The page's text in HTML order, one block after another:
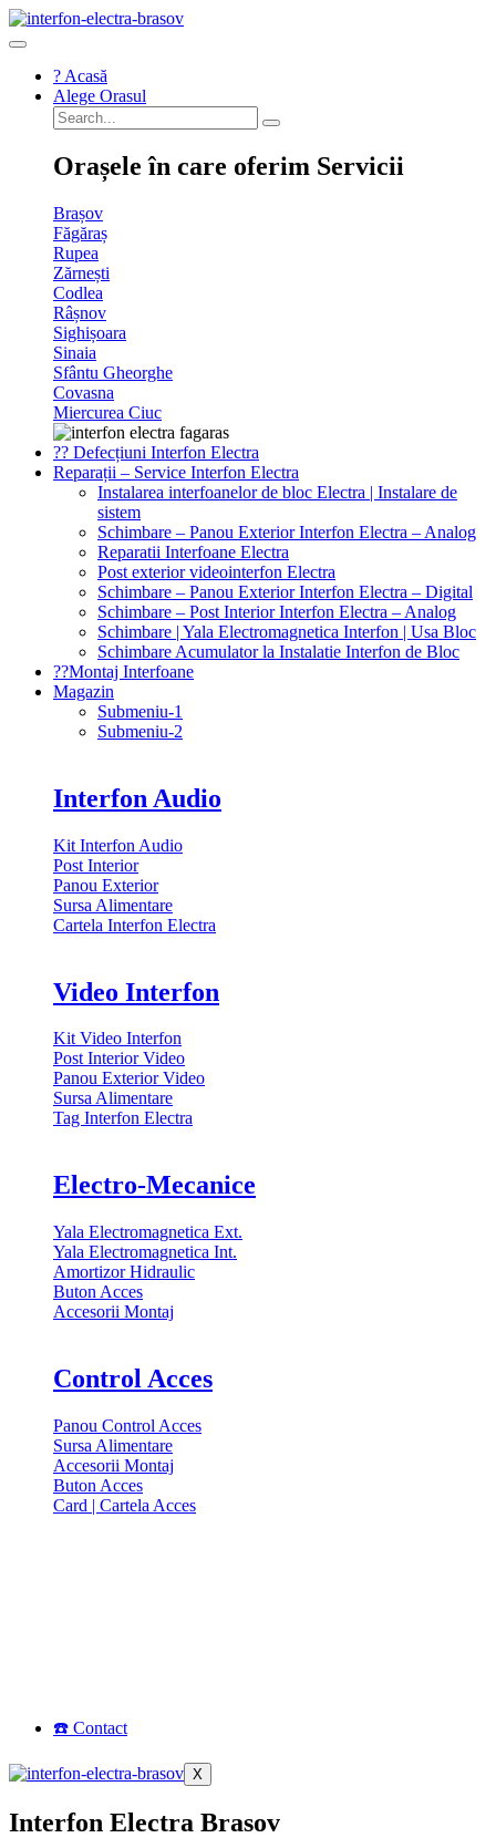
Sari
la
? Acasă
Alege Orasul
Orașele în care oferim Servicii
Brașov
Făgăraș
Rupea
Zărnești
Codlea
Râșnov
Sighișoara
Sinaia
Sfântu Gheorghe
Covasna
Miercurea Ciuc
?‍? Defecțiuni Interfon Electra
Reparații – Service Interfon Electra
Instalarea interfoanelor de bloc Electra | Instalare de
sistem
Schimbare – Panou Exterior Interfon Electra – Analog
Reparatii Interfoane Electra
Post exterior videointerfon Electra
Schimbare – Panou Exterior Interfon Electra – Digital
Schimbare – Post Interior Interfon Electra – Analog
Schimbare | Yala Electromagnetica Interfon | Usa Bloc
Schimbare Acumulator la Instalatie Interfon de Bloc
?‍?Montaj Interfoane
Magazin
Submeniu-1
Submeniu-2
Interfon Audio
Kit Interfon Audio
Post Interior
Panou Exterior
Sursa Alimentare
Cartela Interfon Electra
Video Interfon
Kit Video Interfon
Post Interior Video
Panou Exterior Video
Sursa Alimentare
Tag Interfon Electra
Electro-Mecanice
Yala Electromagnetica Ext.
Yala Electromagnetica Int.
Amortizor Hidraulic
Buton Acces
Accesorii Montaj
Control Acces
Panou Control Acces
Sursa Alimentare
Accesorii Montaj
Buton Acces
Card | Cartela Acces
☎️ Contact
X
Interfon Electra Brasov